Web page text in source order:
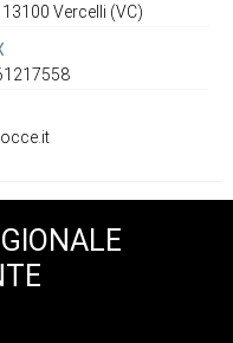
13100 Vercelli (VC)